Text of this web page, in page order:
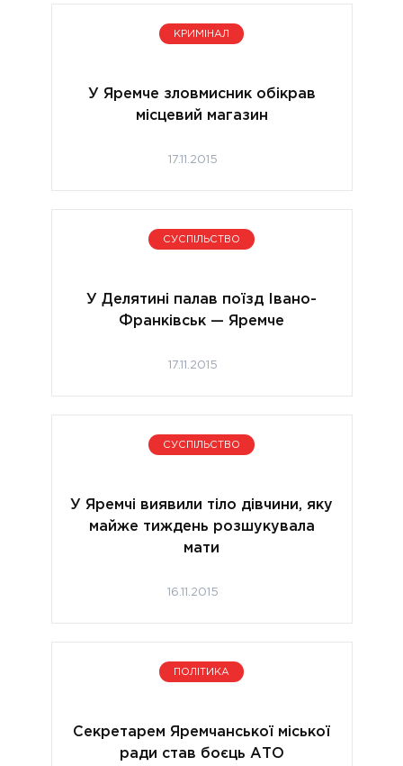
КРИМІНАЛ
У Яремче зловмисник обікрав
місцевий магазин
17.11.2015
СУСПІЛЬСТВО
У Делятині палав поїзд Івано-
Франківськ — Яремче
17.11.2015
СУСПІЛЬСТВО
У Яремчі виявили тіло дівчини, яку
майже тиждень розшукувала
мати
16.11.2015
ПОЛІТИКА
Секретарем Яремчанської міської
ради став боєць АТО